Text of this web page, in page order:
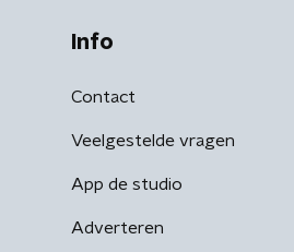
Info
Contact
Veelgestelde vragen
App de studio
Adverteren